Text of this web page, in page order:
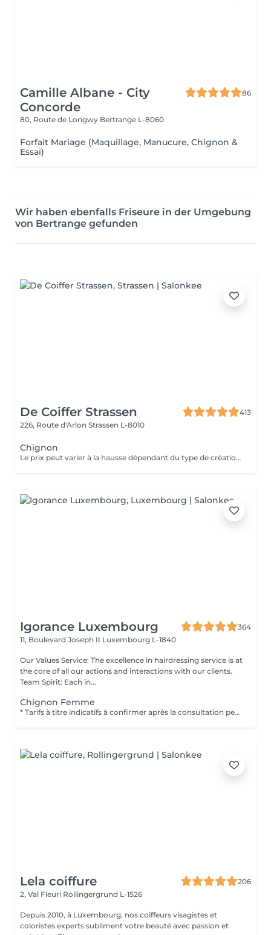
Camille Albane - City
Concorde
86
80, Route de Longwy Bertrange L-8060
Forfait Mariage (Maquillage, Manucure, Chignon &
Essai)
Wir haben ebenfalls Friseure in der Umgebung
von Bertrange gefunden
De Coiffer Strassen
413
226, Route d'Arlon Strassen L-8010
Chignon
Le prix peut varier à la hausse dépendant du type de création finalement réalisée.
Igorance Luxembourg
364
11, Boulevard Joseph II Luxembourg L-1840
Our Values Service: The excellence in hairdressing service is at
the core of all our actions and interactions with our clients.
Team Spirit: Each in...
Chignon Femme
* Tarifs à titre indicatifs à confirmer après la consultation personnalisée établit auprès de votre coiffeur/stylist/spécialiste * La direction se réserve le droit dapporter des modifications pour le bon fonctionnement du salon
Lela coiffure
206
2, Val Fleuri Rollingergrund L-1526
Depuis 2010, à Luxembourg, nos coiffeurs visagistes et
coloristes experts subliment votre beauté avec passion et